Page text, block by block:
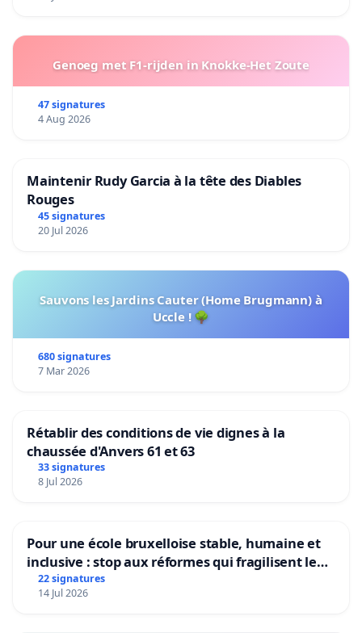
Genoeg met F1-rijden in Knokke-Het Zoute
47 signatures
4 Aug 2026
Maintenir Rudy Garcia à la tête des Diables
Rouges
45 signatures
20 Jul 2026
Sauvons les Jardins Cauter (Home Brugmann) à
Uccle ! 🌳
680 signatures
7 Mar 2026
Rétablir des conditions de vie dignes à la
chaussée d'Anvers 61 et 63
33 signatures
8 Jul 2026
Pour une école bruxelloise stable, humaine et
inclusive : stop aux réformes qui fragilisent le
primaire
22 signatures
14 Jul 2026